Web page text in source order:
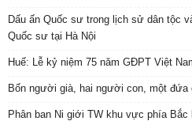
Dấu ấn Quốc sư trong lịch sử dân tộc
Quốc sư tại Hà Nội
Huế: Lễ kỷ niệm 75 năm GĐPT Việt
Bốn người già, hai người con, một đứa
Phân ban Ni giới TW khu vực phía